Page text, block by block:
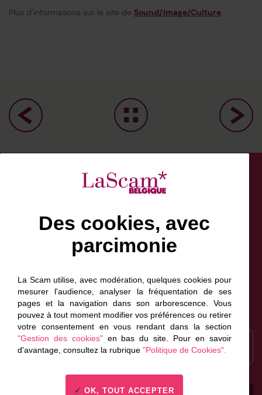
Plus d’informations sur le site de Sound/Image/Culture
BlueskyLinkedin
Instagram
NewsLetter
Scam Canada
Recrutement
Inscrivez-vous à la
newsletter
Des cookies, avec
parcimonie
La Scam utilise, avec modération, quelques cookies pour
mesurer l'audience, analyser la fréquentation de ses
pages et la navigation dans son arborescence. Vous
pouvez à tout moment modifier vos préférences ou retirer
votre consentement en vous rendant dans la section
"Gestion des cookies"en bas du site. Pour en savoir
d'avantage, consultez la rubrique "Politique de Cookies".
OK, TOUT ACCEPTER